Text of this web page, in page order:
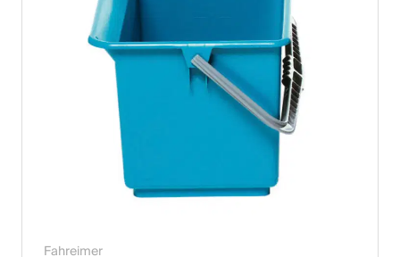
Fahreimer